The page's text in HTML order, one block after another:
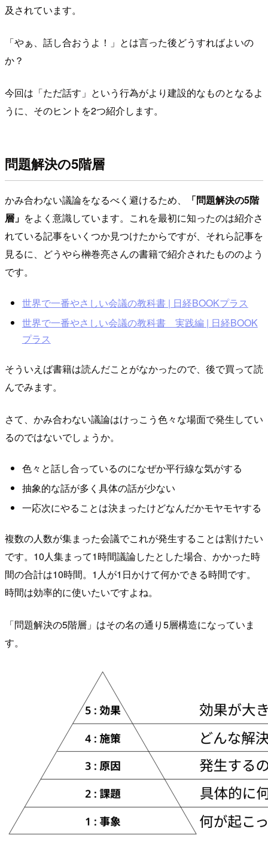
及されています。
「やぁ、話し合おうよ！」とは言った後どうすればよいの
か？
今回は「ただ話す」という行為がより建設的なものとなるよ
うに、そのヒントを2つ紹介します。
問題解決の5階層
かみ合わない議論をなるべく避けるため、
「問題解決の5階
層」 をよく意識しています。これを最初に知ったのは紹介さ
れている記事をいくつか見つけたからですが、それら記事を
見るに、どうやら榊巻亮さんの書籍で紹介されたもののよう
です。
世界で一番やさしい会議の教科書 | 日経BOOKプラス
世界で一番やさしい会議の教科書 実践編 | 日経BOOK
プラス
そういえば書籍は読んだことがなかったので、後で買って読
んでみます。
さて、かみ合わない議論はけっこう色々な場面で発生してい
るのではないでしょうか。
色々と話し合っているのになぜか平行線な気がする
抽象的な話が多く具体の話が少ない
一応次にやることは決まったけどなんだかモヤモヤする
複数の人数が集まった会議でこれが発生することは割けたい
です。10人集まって1時間議論したとした場合、かかった時
間の合計は10時間。1人が1日かけて何かできる時間です。
時間は効率的に使いたいですよね。
「問題解決の5階層」はその名の通り5層構造になっていま
す。